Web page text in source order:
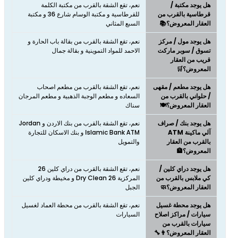
هل يوجد مكتبة /
قرطاسية بالقرب من
العقار المعروض؟📚
نعم، تقع الشقة بالقرب من مكتبة الكلمة
للقرطاسية و مكتبة الوسام شارع 36 و مكتبة
السبع المثاني
هل يوجد مول / مركز
تسوق / سوبر ماركت
قريب من العقار
المعروض؟🛒
نعم، تقع الشقة بالقرب من بقالة باب الحارة و
الاحمد للمواد التموينية و بقالة جمال
هل يوجد مطعم / مقهى
/ حلواني بالقرب من
العقار المعروض؟🍽️
نعم، تقع الشقة بالقرب من مطعم اصحاب
السعاده و مطعم الوجبة الذهبية و مطعم المرجان
سناك
هل يوجد بنك / صراف
آلي ماكينة ATM
بالقرب من العقار
المعروض؟🏦
نعم، تقع الشقة بالقرب من بنك الاردن و Jordan
Islamic Bank ATM و بنك الاسكان للتجارة
والتمويل
هل يوجد دراي كلين /
كي ملابس بالقرب من
العقار المعروض؟🧼
نعم، تقع الشقة بالقرب من دراي كلين 26
المركزية Dry Clean 26 و مخيطة ودراي كلين
الجبل
هل يوجد محطة غسيل
سيارات / مراكز اصلاح
سيارات بالقرب من
العقار المعروض؟👨‍🔧
نعم، تقع الشقة بالقرب من محطة العماد لغسيل
السيارات